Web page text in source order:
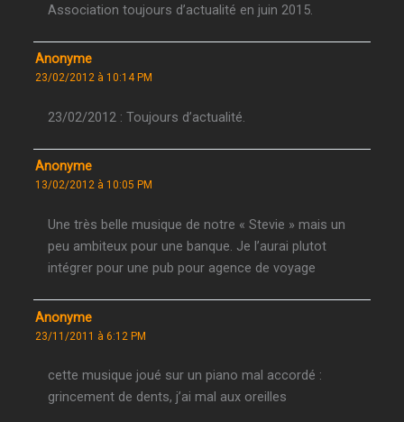
Association toujours d’actualité en juin 2015.
Anonyme
23/02/2012 à 10:14 PM
23/02/2012 : Toujours d’actualité.
Anonyme
13/02/2012 à 10:05 PM
Une très belle musique de notre « Stevie » mais un
peu ambiteux pour une banque. Je l’aurai plutot
intégrer pour une pub pour agence de voyage
Anonyme
23/11/2011 à 6:12 PM
cette musique joué sur un piano mal accordé :
grincement de dents, j’ai mal aux oreilles